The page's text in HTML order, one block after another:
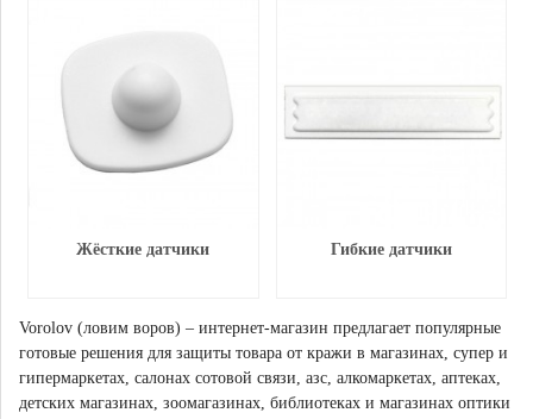
Жёсткие датчики Гибкие датчики
Vorolov (ловим воров) – интернет-магазин предлагает популярные
готовые решения для защиты товара от кражи в магазинах, супер и
гипермаркетах, салонах сотовой связи, азс, алкомаркетах, аптеках,
детских магазинах, зоомагазинах, библиотеках и магазинах оптики